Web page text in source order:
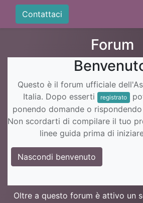
Contattaci
Forum
Questo è il forum ufficiale
Italia. Dopo esserti
registrato
ponendo domande o
Non scordarti di compilare il tuo
linee guida prima di
Nascondi benvenuto
Oltre a questo forum è attivo un